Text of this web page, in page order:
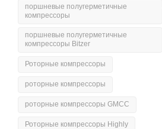
поршневые полугерметичные
компрессоры
поршневые полугерметичные
компрессоры Bitzer
Роторные компрессоры
роторные компрессоры
роторные компрессоры GMCC
Роторные компрессоры Highly